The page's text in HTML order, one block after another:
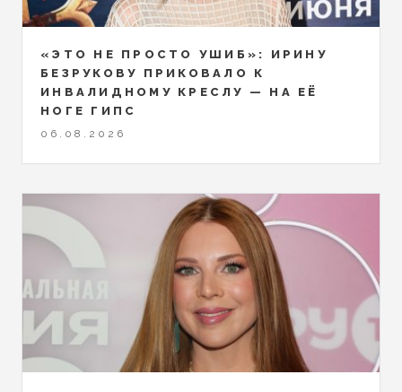
«ЭТО НЕ ПРОСТО УШИБ»: ИРИНУ
БЕЗРУКОВУ ПРИКОВАЛО К
ИНВАЛИДНОМУ КРЕСЛУ — НА ЕЁ
НОГЕ ГИПС
06.08.2026